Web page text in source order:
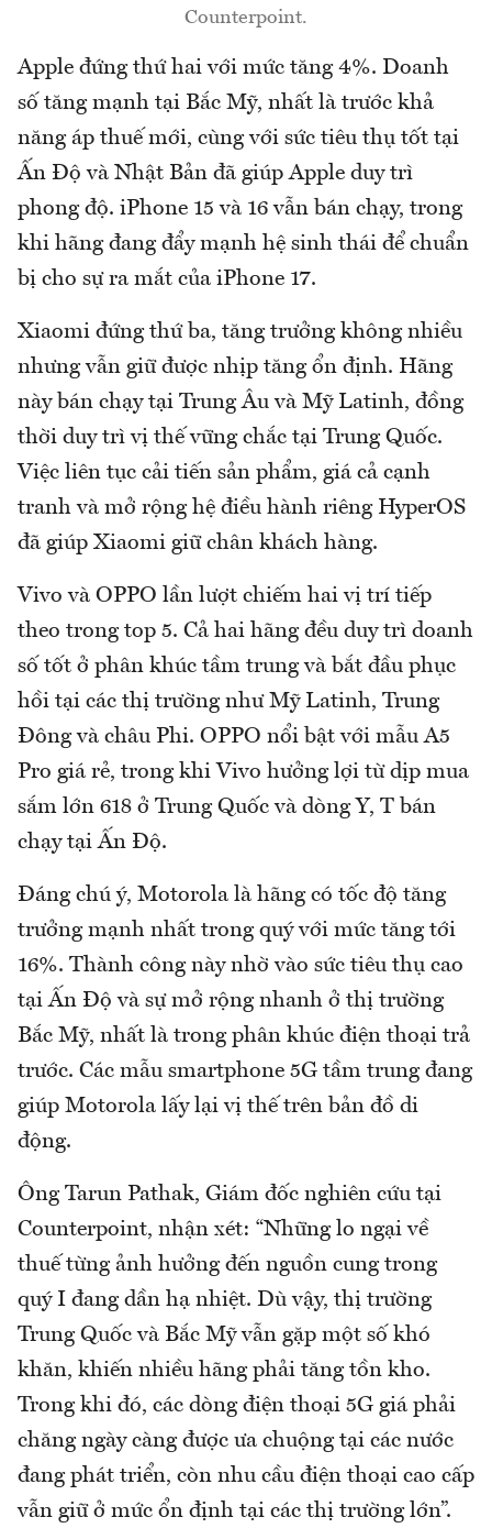
Counterpoint.
Apple đứng thứ hai với mức tăng 4%. Doanh
số tăng mạnh tại Bắc Mỹ, nhất là trước khả
năng áp thuế mới, cùng với sức tiêu thụ tốt tại
Ấn Độ và Nhật Bản đã giúp Apple duy trì
phong độ. iPhone 15 và 16 vẫn bán chạy, trong
khi hãng đang đẩy mạnh hệ sinh thái để chuẩn
bị cho sự ra mắt của iPhone 17.
Xiaomi đứng thứ ba, tăng trưởng không nhiều
nhưng vẫn giữ được nhịp tăng ổn định. Hãng
này bán chạy tại Trung Âu và Mỹ Latinh, đồng
thời duy trì vị thế vững chắc tại Trung Quốc.
Việc liên tục cải tiến sản phẩm, giá cả cạnh
tranh và mở rộng hệ điều hành riêng HyperOS
đã giúp Xiaomi giữ chân khách hàng.
Vivo và OPPO lần lượt chiếm hai vị trí tiếp
theo trong top 5. Cả hai hãng đều duy trì doanh
số tốt ở phân khúc tầm trung và bắt đầu phục
hồi tại các thị trường như Mỹ Latinh, Trung
Đông và châu Phi. OPPO nổi bật với mẫu A5
Pro giá rẻ, trong khi Vivo hưởng lợi từ dịp mua
sắm lớn 618 ở Trung Quốc và dòng Y, T bán
chạy tại Ấn Độ.
Đáng chú ý, Motorola là hãng có tốc độ tăng
trưởng mạnh nhất trong quý với mức tăng tới
16%. Thành công này nhờ vào sức tiêu thụ cao
tại Ấn Độ và sự mở rộng nhanh ở thị trường
Bắc Mỹ, nhất là trong phân khúc điện thoại trả
trước. Các mẫu smartphone 5G tầm trung đang
giúp Motorola lấy lại vị thế trên bản đồ di
động.
Ông Tarun Pathak, Giám đốc nghiên cứu tại
Counterpoint, nhận xét: “Những lo ngại về
thuế từng ảnh hưởng đến nguồn cung trong
quý I đang dần hạ nhiệt. Dù vậy, thị trường
Trung Quốc và Bắc Mỹ vẫn gặp một số khó
khăn, khiến nhiều hãng phải tăng tồn kho.
Trong khi đó, các dòng điện thoại 5G giá phải
chăng ngày càng được ưa chuộng tại các nước
đang phát triển, còn nhu cầu điện thoại cao cấp
vẫn giữ ở mức ổn định tại các thị trường lớn”.